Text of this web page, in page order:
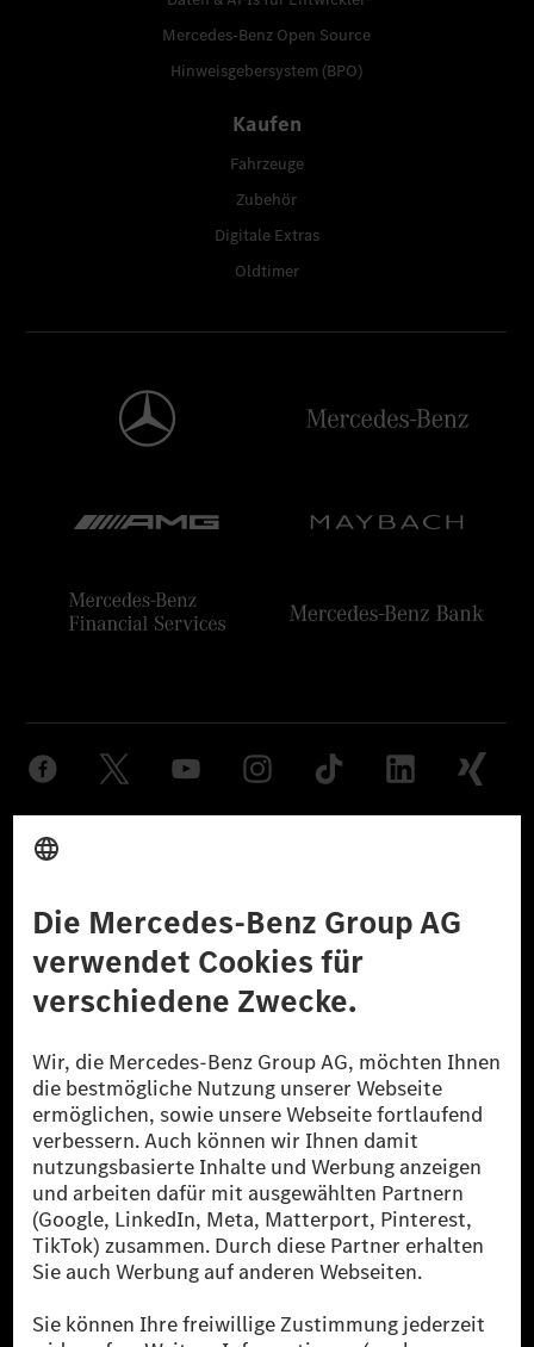
Mercedes-Benz Open Source
Hinweisgebersystem (BPO)
Kaufen
Fahrzeuge
Zubehör
Digitale Extras
Oldtimer
© 2026 Mercedes-Benz Group AG. Alle Rechte vorbehalten.
reduzierte CO₂-Emissionen bei der Mercedes-Benz Group durch
zertifizierte Ausgleichsprojekte kompensiert werden.
[2] Renewable Charging ist ein integraler Bestandteil von MB.CHARGE
Public in Europa, den USA, Kanada und China. Sofern an der jeweiligen
Ladestation noch kein Strom aus erneuerbaren Energien vorliegt,
verwendet Renewable Charging Grünstromzertifikate*. Diese stellen
sicher, dass für Ladevorgänge über MB.CHARGE Public eine äquivalente
Strommenge aus erneuerbaren Energien ins Stromnetz eingespeist wird.
Sie stammen ausschließlich aus Wind- und Solarkraftanlagen, die jünger
als sechs Jahre sind.
* Inkl. EKOenergy Ökolabel
* Die angegebenen Werte wurden nach dem vorgeschriebenen
Messverfahren WLTP (Worldwide harmonised Light vehicles Test